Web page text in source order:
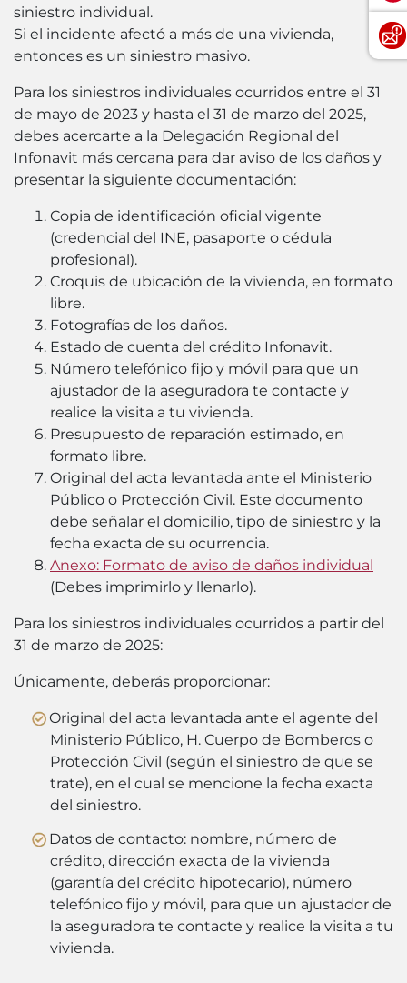
siniestro individual.
Si el incidente afectó a más de una vivienda,
entonces es un siniestro masivo.
Para los siniestros individuales ocurridos entre el 31
de mayo de 2023 y hasta el 31 de marzo del 2025,
debes acercarte a la Delegación Regional del
Infonavit más cercana para dar aviso de los daños y
presentar la siguiente documentación:
Copia de identificación oficial vigente
(credencial del INE, pasaporte o cédula
profesional).
Croquis de ubicación de la vivienda, en formato
libre.
Fotografías de los daños.
Estado de cuenta del crédito Infonavit.
Número telefónico fijo y móvil para que un
ajustador de la aseguradora te contacte y
realice la visita a tu vivienda.
Presupuesto de reparación estimado, en
formato libre.
Original del acta levantada ante el Ministerio
Público o Protección Civil. Este documento
debe señalar el domicilio, tipo de siniestro y la
fecha exacta de su ocurrencia.
Anexo: Formato de aviso de daños individual
(Debes imprimirlo y llenarlo).
Para los siniestros individuales ocurridos a partir del
31 de marzo de 2025:
Únicamente, deberás proporcionar:
Original del acta levantada ante el agente del
Ministerio Público, H. Cuerpo de Bomberos o
Protección Civil (según el siniestro de que se
trate), en el cual se mencione la fecha exacta
del siniestro.
Datos de contacto: nombre, número de
crédito, dirección exacta de la vivienda
(garantía del crédito hipotecario), número
telefónico fijo y móvil, para que un ajustador de
la aseguradora te contacte y realice la visita a tu
vivienda.